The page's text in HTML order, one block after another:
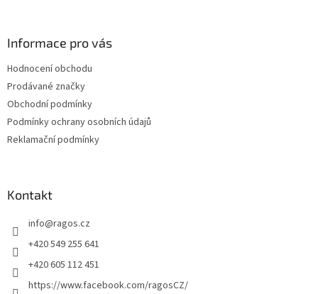
Informace pro vás
Hodnocení obchodu
Prodávané značky
Obchodní podmínky
Podmínky ochrany osobních údajů
Reklamační podmínky
Kontakt
info@ragos.cz
+420 549 255 641
+420 605 112 451
https://www.facebook.com/ragosCZ/